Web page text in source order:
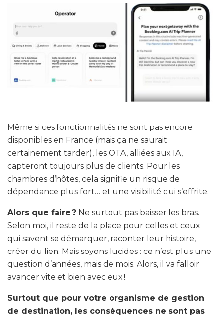
Même si ces fonctionnalités ne sont pas encore
disponibles en France (mais ça ne saurait
certainement tarder), les OTA, alliées aux IA,
capteront toujours plus de clients. Pour les
chambres d’hôtes, cela signifie un risque de
dépendance plus fort… et une visibilité qui s’effrite.
Alors que faire ? Ne surtout pas baisser les bras.
Selon moi, il reste de la place pour celles et ceux
qui savent se démarquer, raconter leur histoire,
créer du lien. Mais soyons lucides : ce n’est plus une
question d’années, mais de mois. Alors, il va falloir
avancer vite et bien avec eux !
Surtout que pour votre organisme de gestion
de destination, les conséquences ne sont pas